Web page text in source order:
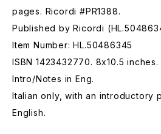
pages. Ricordi #PR1388.
Published by Ricordi
Item Number: HL.50486345
ISBN 1423432770. 8x10.5
Intro/Notes in Eng.
Italian only, with an introductory
English.